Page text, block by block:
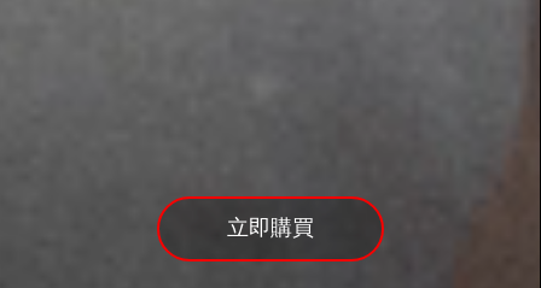
閱讀本報導
立即購買